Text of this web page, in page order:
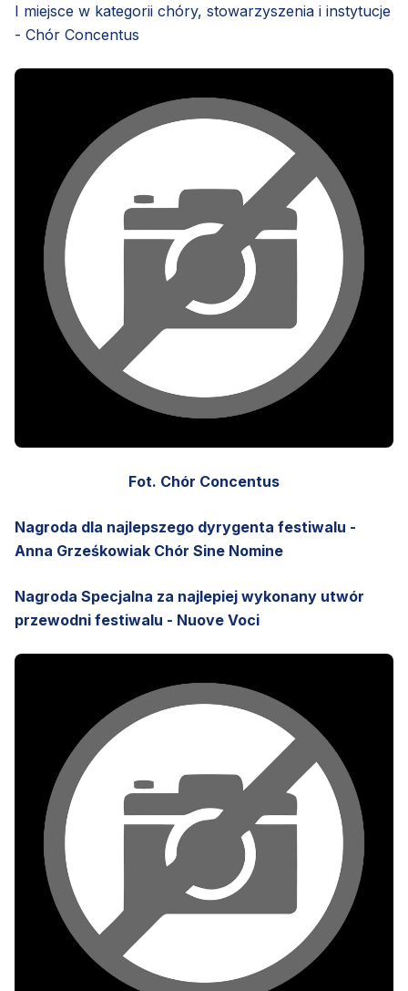
I miejsce w kategorii chóry, stowarzyszenia i instytucje
- Chór Concentus
Fot. Chór Concentus
Nagroda dla najlepszego dyrygenta festiwalu -
Anna Grześkowiak Chór Sine Nomine
Nagroda Specjalna za najlepiej wykonany utwór
przewodni festiwalu - Nuove Voci